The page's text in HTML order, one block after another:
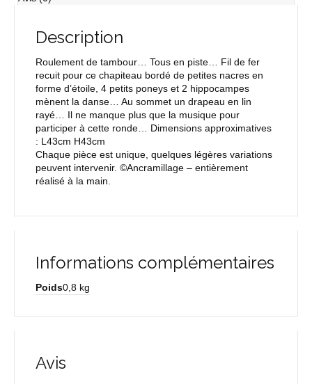
Description
Roulement de tambour… Tous en piste… Fil de fer
recuit pour ce chapiteau bordé de petites nacres en
forme d’étoile, 4 petits poneys et 2 hippocampes
mènent la danse… Au sommet un drapeau en lin
rayé… Il ne manque plus que la musique pour
participer à cette ronde… Dimensions approximatives
: L43cm H43cm
Chaque pièce est unique, quelques légères variations
peuvent intervenir. ©Ancramillage – entièrement
réalisé à la main.
Informations complémentaires
Poids0,8 kg
Avis